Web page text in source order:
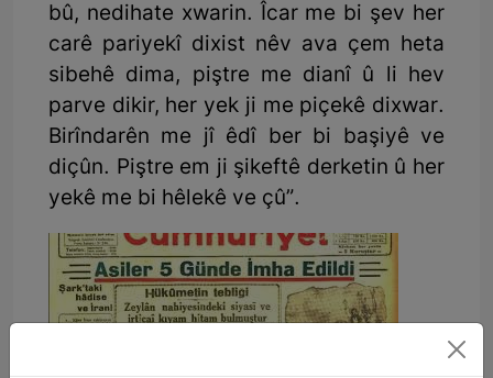
bû, nedihate xwarin. Îcar me bi şev her
carê pariyekî dixist nêv ava çem heta
sibehê dima, piştre me dianî û li hev
parve dikir, her yek ji me piçekê dixwar.
Birîndarên me jî êdî ber bi başiyê ve
diçûn. Piştre em ji şikeftê derketin û her
yekê me bi hêlekê ve çû”.